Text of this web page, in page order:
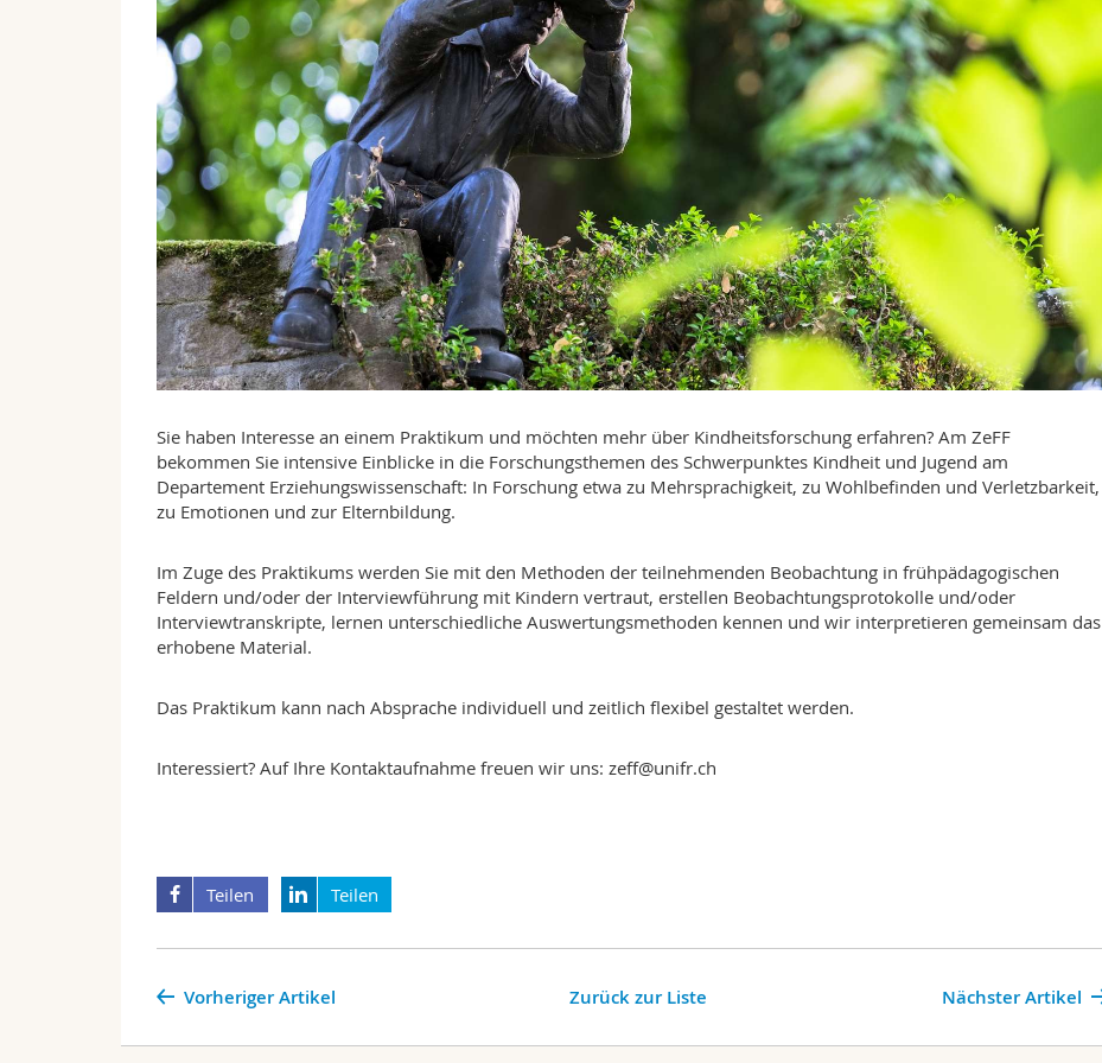
Sie haben Interesse an einem Praktikum und möchten mehr über Kindheitsforschung erfahren? Am ZeFF
bekommen Sie intensive Einblicke in die Forschungsthemen des Schwerpunktes Kindheit und Jugend am
Departement Erziehungswissenschaft: In Forschung etwa zu Mehrsprachigkeit, zu Wohlbefinden und Verletzbarkeit,
zu Emotionen und zur Elternbildung.
Im Zuge des Praktikums werden Sie mit den Methoden der teilnehmenden Beobachtung in frühpädagogischen
Feldern und/oder der Interviewführung mit Kindern vertraut, erstellen Beobachtungsprotokolle und/oder
Interviewtranskripte, lernen unterschiedliche Auswertungsmethoden kennen und wir interpretieren gemeinsam das
erhobene Material.
Das Praktikum kann nach Absprache individuell und zeitlich flexibel gestaltet werden.
Interessiert? Auf Ihre Kontaktaufnahme freuen wir uns: zeff@unifr.ch
Teilen Teilen
Nächster Artikel
Vorheriger Artikel Zurück zur Liste